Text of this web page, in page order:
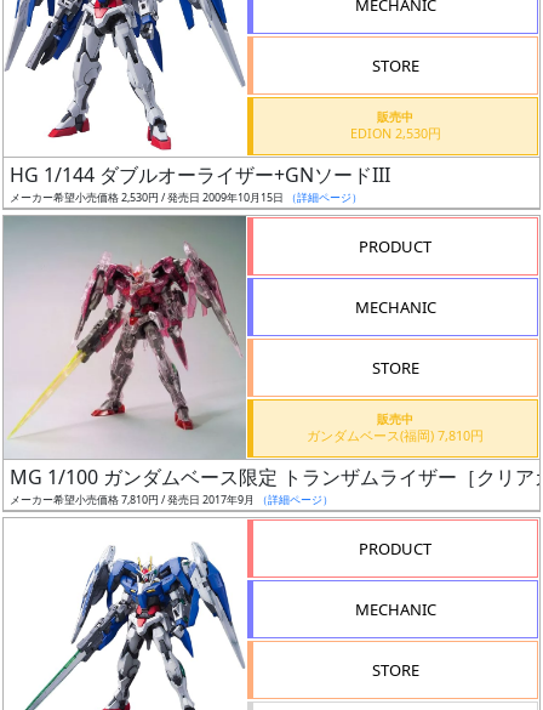
フ
リ
ー
グ
レ
STORE
販売中
EDION 2,530円
HG 1/144 ダブルオーライザー+GNソードIII
メーカー希望小売価格 2,530円 / 発売日 2009年10月15日 （詳細ページ）
PRODUCT
MECHANIC
STORE
販売中
ガンダムベース(福岡) 7,810円
MG 1/100 ガンダムベース限定 トランザムライザー［クリア
メーカー希望小売価格 7,810円 / 発売日 2017年9月 （詳細ページ）
PRODUCT
MECHANIC
STORE